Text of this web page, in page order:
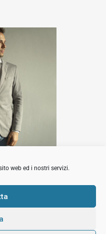
web ed i nostri servizi.